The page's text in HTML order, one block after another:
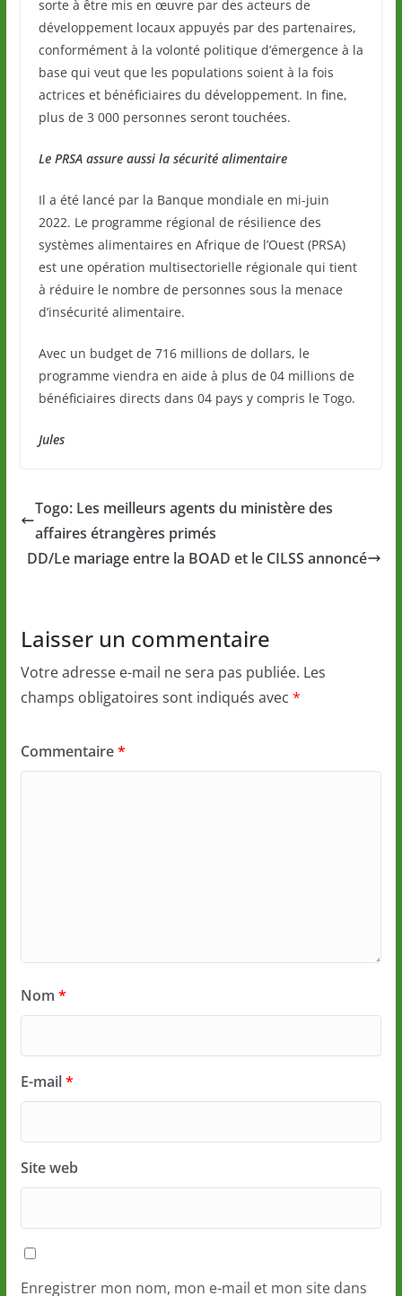
sorte à être mis en œuvre par des acteurs de
développement locaux appuyés par des partenaires,
conformément à la volonté politique d’émergence à la
base qui veut que les populations soient à la fois
actrices et bénéficiaires du développement. In fine,
plus de 3 000 personnes seront touchées.
Le PRSA assure aussi la sécurité alimentaire
Il a été lancé par la Banque mondiale en mi-juin
2022. Le programme régional de résilience des
systèmes alimentaires en Afrique de l’Ouest (PRSA)
est une opération multisectorielle régionale qui tient
à réduire le nombre de personnes sous la menace
d’insécurité alimentaire.
Avec un budget de 716 millions de dollars, le
programme viendra en aide à plus de 04 millions de
bénéficiaires directs dans 04 pays y compris le Togo.
Jules
Togo: Les meilleurs agents du ministère des
affaires étrangères primés
DD/Le mariage entre la BOAD et le CILSS annoncé
Laisser un commentaire
Votre adresse e-mail ne sera pas publiée. Les
champs obligatoires sont indiqués avec *
Commentaire*
Nom *
E-mail*
Site web
Enregistrer mon nom, mon e-mail et mon site dans